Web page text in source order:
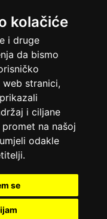
kolačiće
i druge
da bismo
stranici,
i ciljane
na našoj
odakle
se